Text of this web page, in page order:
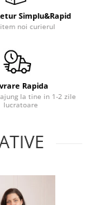
Simplu&Rapid
noi curierul
Rapida
la tine in 1-2 zile
lucratoare